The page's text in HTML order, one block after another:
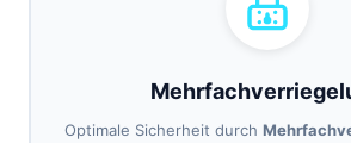
Optimale Sicherheit durch